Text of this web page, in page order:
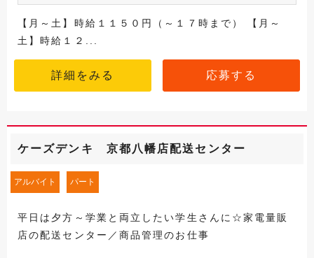
【月～土】時給１１５０円（～１７時まで） 【月～
土】時給１２...
詳細をみる 応募する
ケーズデンキ 京都八幡店配送センター
アルバイト パート
平日は夕方～学業と両立したい学生さんに☆家電量販
店の配送センター／商品管理のお仕事